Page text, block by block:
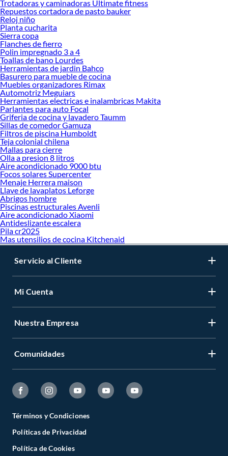
Encuentra una amplia variedad de productos de Colador en Sodimac. Encuentra
todo lo necesario para tus proyectos de renovación y decoración. ¡Visítanos y
haz tus ideas realidad!
Trotadoras y caminadoras Ultimate fitness
Repuestos cortadora de pasto bauker
Reloj niño
Planta cucharita
Sierra copa
Flanches de fierro
Polin impregnado 3 a 4
Toallas de bano Lourdes
Herramientas de jardin Bahco
Basurero para mueble de cocina
Muebles organizadores Rimax
Automotriz Meguiars
Herramientas electricas e inalambricas Makita
Parlantes para auto Focal
Griferia de cocina y lavadero Taumm
Sillas de comedor Gamuza
Filtros de piscina Humboldt
Teja colonial chilena
Mallas para cierre
Olla a presion 8 litros
Aire acondicionado 9000 btu
Focos solares Supercenter
Menaje Herrera maison
Llave de lavaplatos Leforge
Abrigos hombre
Piscinas estructurales Avenli
Aire acondicionado Xiaomi
Antideslizante escalera
Pila cr2025
Mas utensilios de cocina Kitchenaid
Servicio al Cliente
Mi Cuenta
Nuestra Empresa
Comunidades
Términos y Condiciones
Políticas de Privacidad
Política de Cookies